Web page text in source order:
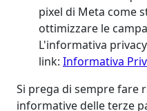
pixel di Meta come
ottimizzare le
L'informativa
link: Informativa
Si prega di sempre fare
informative delle terze